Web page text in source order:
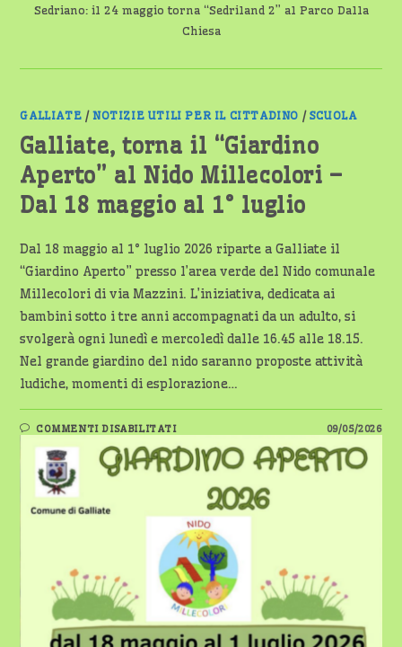
Sedriano: il 24 maggio torna “Sedriland 2” al Parco Dalla
Chiesa
GALLIATE /NOTIZIE UTILI PER IL CITTADINO / SCUOLA
Galliate, torna il “Giardino
Aperto” al Nido Millecolori –
Dal 18 maggio al 1° luglio
Dal 18 maggio al 1° luglio 2026 riparte a Galliate il
“Giardino Aperto” presso l’area verde del Nido comunale
Millecolori di via Mazzini. L’iniziativa, dedicata ai
bambini sotto i tre anni accompagnati da un adulto, si
svolgerà ogni lunedì e mercoledì dalle 16.45 alle 18.15.
Nel grande giardino del nido saranno proposte attività
ludiche, momenti di esplorazione…
COMMENTI DISABILITATISU
GALLIATE,
TORNA
IL
“GIARDINO
APERTO”
NIDO
MILLECOLORI
–
DAL
18
MAGGIO
AL
1°
LUGLIO
09/05/2026